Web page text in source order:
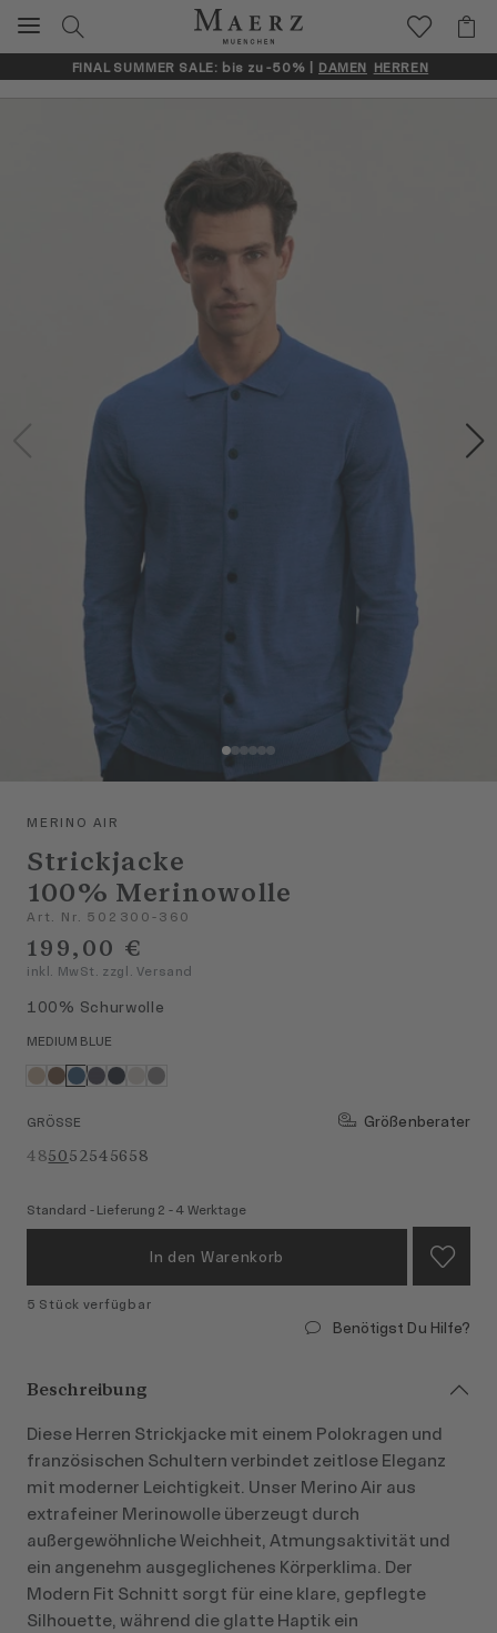
FINAL SUMMER SALE: bis zu -50% | DAMEN HERREN
Artikelbilder überspringen
MERINO AIR
Strickjacke
100% Merinowolle
Art. Nr. 502300-360
199,00 €
inkl. MwSt. zzgl. Versand
100% Schurwolle
MEDIUM BLUE
GRÖSSE
Größenberater
485052545658
Standard - Lieferung 2 - 4 Werktage
In den Warenkorb
5 Stück verfügbar
Benötigst Du Hilfe?
Beschreibung
Diese Herren Strickjacke mit einem Polokragen und
französischen Schultern verbindet zeitlose Eleganz
mit moderner Leichtigkeit. Unser Merino Air aus
extrafeiner Merinowolle überzeugt durch
außergewöhnliche Weichheit, Atmungsaktivität und
ein angenehm ausgeglichenes Körperklima. Der
Modern Fit Schnitt sorgt für eine klare, gepflegte
Silhouette, während die glatte Haptik ein